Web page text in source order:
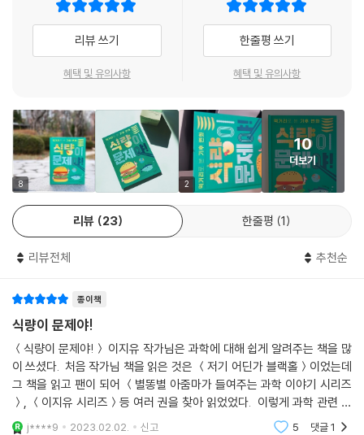
하는 어린이들에게 이 위기를 설명할 최적의 방법을 찾은 순간이었다. 저
자는 위기에 처한 대표 먹거리를 소개하면서 기후 변화의 다양한 양상들을
짚는다. 우리 먹거리의 기반인 농작물과 과일과 동물들이 달라진 기후에
적응하지 못해서 어떤 일이 벌어졌는지 하나하나 섬세하게 비춘다. 기온이
매를 못 맺는 식물, 북극이 춥지 않아서 해류가 느려져 위태로운 생선 등,
기후 변화가 우리 식생활과 얼마나 밀접한지 깨달을 수 있다.
여기에 인간들의 이기심이 기후 변화를 부추기는 형편도 다루었다. 고기
소를 늘리려고 그 먹이인 콩과 옥수수 생산을 늘리고, 옥수수 생산을 늘리
려고 숲을 없애서 공기 중 이산화 탄소의 양이 늘어난다는 사실을 밝힌다.
이처럼 모든 생물은 서로서로 연결되어 있고, 결국 인간도 그 영향에서 자
진정으로 아는 것은 관심에서 시작된다. 이 책은 그동안 실감하기 어려웠
리고 기후 변화가 우리 삶에 끼칠 영향을 실감 나게 볼 수 있도록 돕는다.
‘생태계’, ‘생물 다양성’ 같은 과학 지식부터
지구촌의 ‘식량 문제’, ‘빈곤 문제’ 같은 사회 지식까지!
기후 변화를 이야기할 때 필요한 기초 지식 해결!
저자 이지유는 우리나라에서 어린이 눈높이를 가장 잘 맞추는 과학 저술가
리뷰 쓰기
혜택 및 유의사항
한줄평 쓰기
혜택 및 유의사항
8 2
10
더보기
리뷰 23 한줄평 1
리뷰전체 추천순
종이책
식량이 문제야!
＜식량이 문제야!＞ 이지유 작가님은 과학에 대해 쉽게 알려주는 책을 많
이 쓰셨다. 처음 작가님 책을 읽은 것은 ＜저기 어딘가 블랙홀＞이었는데
그 책을 읽고 팬이 되어 ＜별똥별 아줌마가 들여주는 과학 이야기 시리즈
＞, ＜이지유 시리즈＞등 여러 권을 찾아 읽었었다. 이렇게 과학 관련 글
을 많이 쓰시다니 놀랍기도 하고 나는 이지유 작가님이 과학 캐스터 같은
j****9 2023.02.02. 신고 5 댓글1